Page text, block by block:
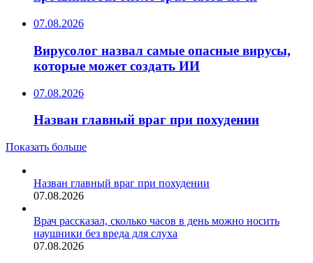
07.08.2026
Вирусолог назвал самые опасные вирусы,
которые может создать ИИ
07.08.2026
Назван главный враг при похудении
Показать больше
Назван главный враг при похудении
07.08.2026
Врач рассказал, сколько часов в день можно носить
наушники без вреда для слуха
07.08.2026